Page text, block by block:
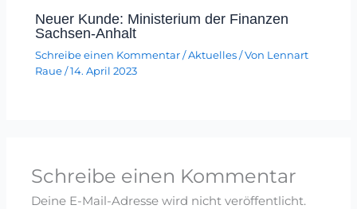
Neuer Kunde: Ministerium der Finanzen
Sachsen-Anhalt
Schreibe einen Kommentar /Aktuelles / Von Lennart
Raue/14. April 2023
Schreibe einen Kommentar
Deine E-Mail-Adresse wird nicht veröffentlicht.